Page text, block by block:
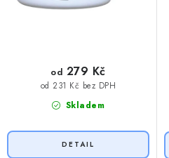
Skladem
od 231 Kč bez DPH
od 279 Kč